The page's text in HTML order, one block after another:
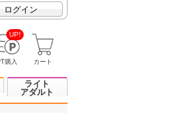
ログイン
UP!
購入 カート
ライト
アダルト